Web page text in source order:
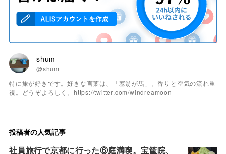
shum
@shum
特に旅が好きです。好きな言葉は、「塞翁が馬」。香りと空気の流れ重
視。どうぞよろしく。https://twitter.com/windreamoon
投稿者の人気記事
社員旅行で京都に行った⑥庭満喫。宝筐院、